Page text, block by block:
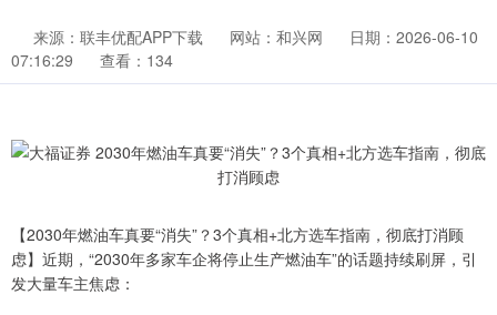
来源：联丰优配APP下载 网站：和兴网
日期：2026-06-10
07:16:29
查看：134
【2030年燃油车真要“消失”？3个真相+北方选车指南，彻底打消顾
虑】近期，“2030年多家车企将停止生产燃油车”的话题持续刷屏，引
发大量车主焦虑：